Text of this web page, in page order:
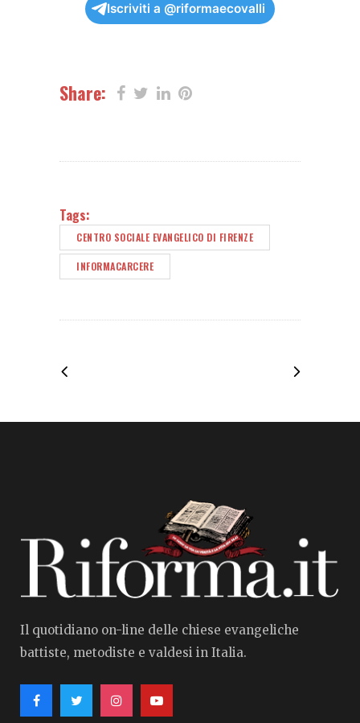
Iscriviti a @riformaecovalli
Share:
Tags:
CENTRO SOCIALE EVANGELICO DI FIRENZE
INFORMACARCERE
Il quotidiano on-line delle chiese evangeliche
battiste, metodiste e valdesi in Italia.